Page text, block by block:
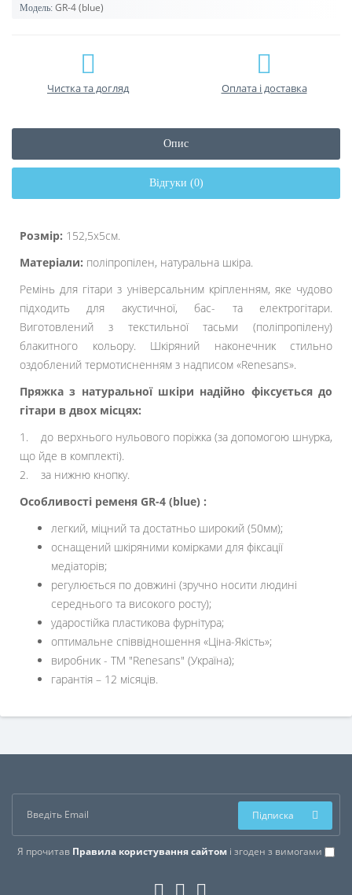
Модель: GR-4 (blue)
Чистка та догляд Оплата і доставка
Опис
Відгуки (0)
Розмір: 152,5х5см.
Матеріали: поліпропілен, натуральна шкіра.
Ремінь для гітари з універсальним кріпленням, яке чудово
підходить для акустичної, бас- та електрогітари.
Виготовлений з текстильної тасьми (поліпропілену)
блакитного кольору. Шкіряний наконечник стильно
оздоблений термотисненням з надписом «Renesans».
Пряжка з натуральної шкіри надійно фіксується до
гітари в двох місцях:
1. до верхнього нульового поріжка (за допомогою шнурка,
що йде в комплекті).
2. за нижню кнопку.
Особливості ременя GR-4 (blue) :
легкий, міцний та достатньо широкий (50мм);
оснащений шкіряними комірками для фіксації
медіаторів;
регулюється по довжині (зручно носити людині
середнього та високого росту);
ударостійка пластикова фурнітура;
оптимальне співвідношення «Ціна-Якість»;
виробник - ТМ "Renesans" (Україна);
гарантія – 12 місяців.
Я прочитав Правила користування сайтом і згоден з вимогами
Підписка